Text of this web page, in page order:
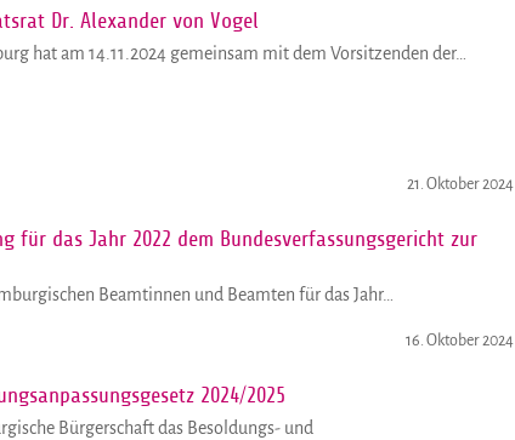
Dr. Alexander von Vogel
hat am 14.11.2024 gemeinsam mit dem Vorsitzenden der…
21. Oktober 2024
für das Jahr 2022 dem Bundesverfassungsgericht zur
Beamtinnen und Beamten für das Jahr…
16. Oktober 2024
2024/2025
Bürgerschaft das Besoldungs- und